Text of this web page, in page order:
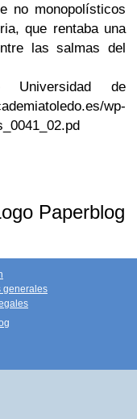
no monopolísticos
que rentaba una
las salmas del
Universidad de
wp-
generales